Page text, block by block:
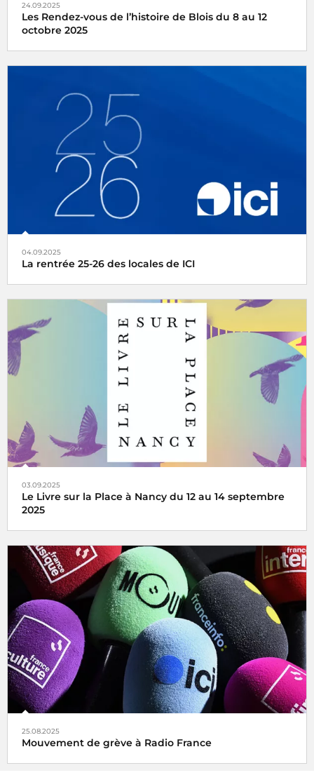
24.09.2025
Les Rendez-vous de l’histoire de Blois du 8 au 12
octobre 2025
France Culture et France Inter en public et en direct des
Rendez-vous de l’histoire de Blois
04.09.2025
La rentrée 25-26 des locales de ICI
ICI a fait sa grande rentrée lundi 25 août, découvrez le
dossier de presse de la radio de votre région
03.09.2025
Le Livre sur la Place à Nancy du 12 au 14 septembre
2025
France Inter et ICI Sud Lorraine en direct du Livre sur la
Place à Nancy, du 12 au 14 septembre 2025
25.08.2025
Mouvement de grève à Radio France